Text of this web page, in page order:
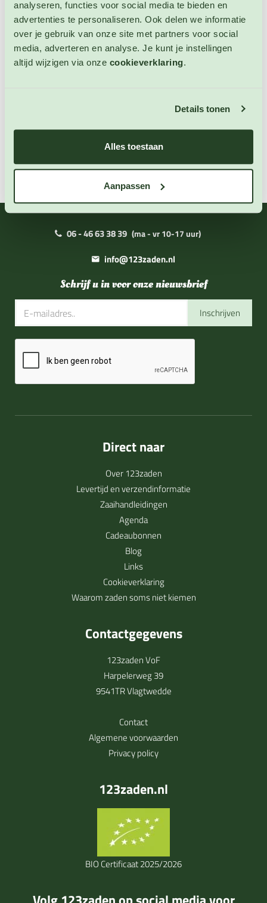
analyseren, functies voor social media te bieden en
advertenties te personaliseren. Ook delen we informatie
over je gebruik van onze site met partners voor social
media, adverteren en analyse. Je kunt je instellingen
altijd wijzigen via onze cookieverklaring.
Details tonen
Alles toestaan
Aanpassen
soep met de courgette of schaaf de courgettes in
lange, dunne plakken en maak een vegetarische
groente lasagne. Niet winterharde eenjarige.
06 - 46 63 38 39 (ma - vr 10-17 uur)
info@123zaden.nl
Schrijf u in voor onze nieuwsbrief
Inschrijven
Direct naar
Over 123zaden
Levertijd en verzendinformatie
Zaaihandleidingen
Agenda
Cadeaubonnen
Blog
Links
Cookieverklaring
Waarom zaden soms niet kiemen
Contactgegevens
123zaden VoF
Harpelerweg 39
9541TR Vlagtwedde
Contact
Algemene voorwaarden
Privacy policy
123zaden.nl
BIO Certificaat 2025/2026